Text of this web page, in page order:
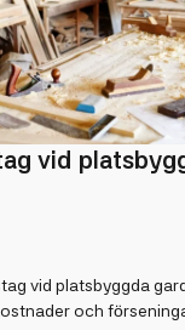
vid
vid platsbyggda
och